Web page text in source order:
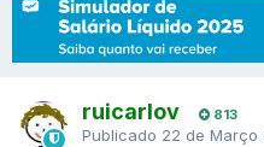
ruicarlov 813
Publicado 22 de Março